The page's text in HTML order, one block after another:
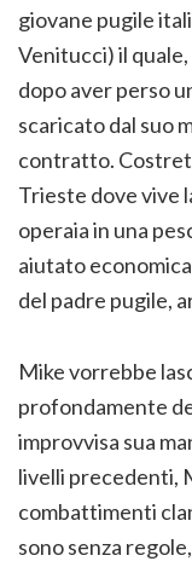
giovane pugile
Venitucci) il
dopo aver perso
scaricato dal suo
contratto.
Trieste dove vive
operaia in una
aiutato
del padre pugile,
Mike vorrebbe
profondamente
improvvisa sua
livelli precedenti,
combattimenti
sono senza